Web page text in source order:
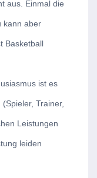
aus. Einmal die
kann aber
Basketball
ist es
Trainer,
Leistungen
leiden